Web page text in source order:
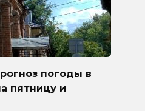
погоды в
пятницу и